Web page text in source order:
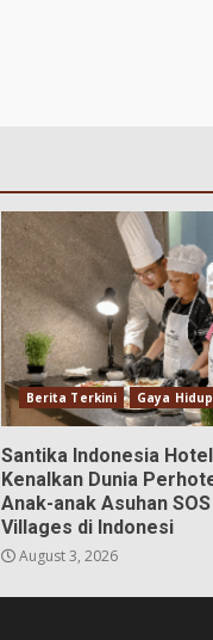
Berita Terkini Gaya Hidup
Santika Indonesia
Kenalkan Dunia
Anak-anak Asuhan SOS
Villages di Indonesi
August 3, 2026